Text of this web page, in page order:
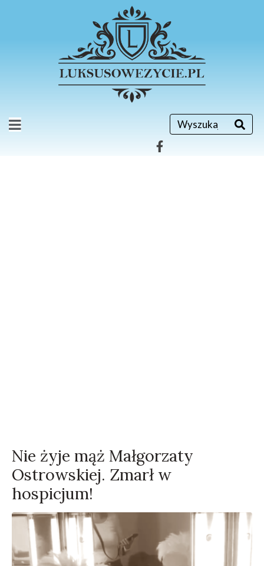
Nie żyje mąż Małgorzaty
Ostrowskiej. Zmarł w
hospicjum!